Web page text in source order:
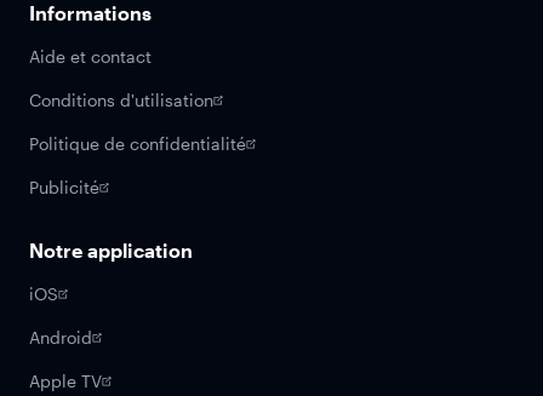
Informations
Aide et contact
Conditions d'utilisation
Politique de confidentialité
Publicité
Notre application
iOS
Android
Apple TV